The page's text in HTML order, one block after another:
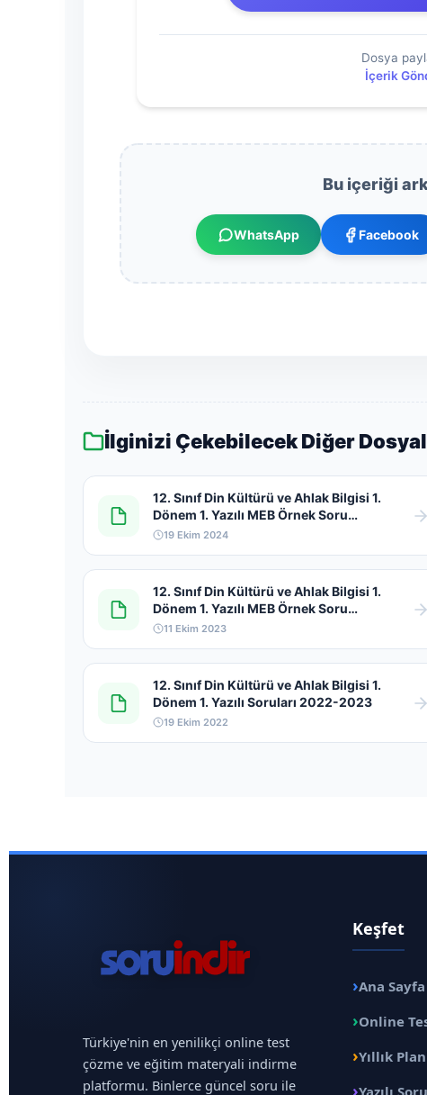
Sınavı
Dosya
İçerik
Bu içeriği
WhatsApp Facebook
İlginizi Çekebilecek Diğer
12. Sınıf Din Kültürü ve Ahlak Bilgisi 1.
Dönem 1. Yazılı MEB Örnek Soru
Kitapçığı 2024-2025
19 Ekim 2024
12. Sınıf Din Kültürü ve Ahlak Bilgisi 1.
Dönem 1. Yazılı MEB Örnek Soru
Kitapçığı 2023-2024
11 Ekim 2023
12. Sınıf Din Kültürü ve Ahlak Bilgisi 1.
Dönem 1. Yazılı Soruları 2022-2023
19 Ekim 2022
Türkiye'nin en yenilikçi online test
çözme ve eğitim materyali indirme
platformu. Binlerce güncel soru ile
Keşfet
›Ana Sayfa
›Online
›Yıllık
›Yazılı